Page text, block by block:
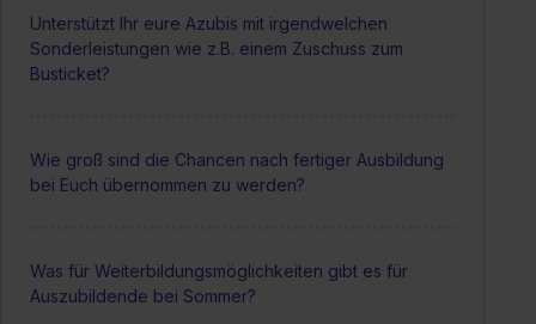
Unterstützt Ihr eure Azubis mit irgendwelchen
Sonderleistungen wie z.B. einem Zuschuss zum
Busticket?
Wie groß sind die Chancen nach fertiger Ausbildung
bei Euch übernommen zu werden?
Was für Weiterbildungsmöglichkeiten gibt es für
Auszubildende bei Sommer?